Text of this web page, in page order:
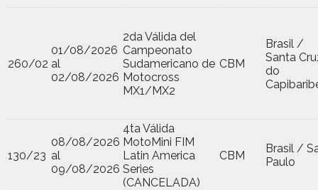
260/02
01/08/2026
al
02/08/2026
2da Válida del
Campeonato
Sudamericano de
Motocross
MX1/MX2
CBM
Brasil /
Santa
do
130/23
08/08/2026
al
09/08/2026
4ta Válida
MotoMini FIM
Latin America
Series
(CANCELADA)
CBM
Brasil /
Paulo